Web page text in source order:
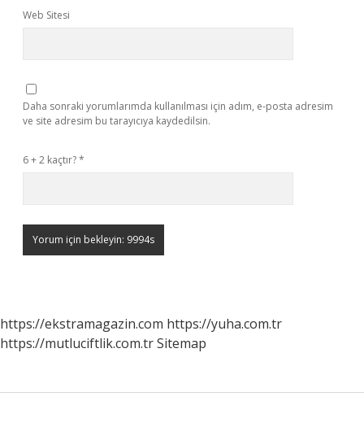
Web Sitesi
Daha sonraki yorumlarımda kullanılması için adım, e-posta adresim
ve site adresim bu tarayıcıya kaydedilsin.
6 + 2 kaçtır?*
https://ekstramagazin.com https://yuha.com.tr
https://mutluciftlik.com.trSitemap